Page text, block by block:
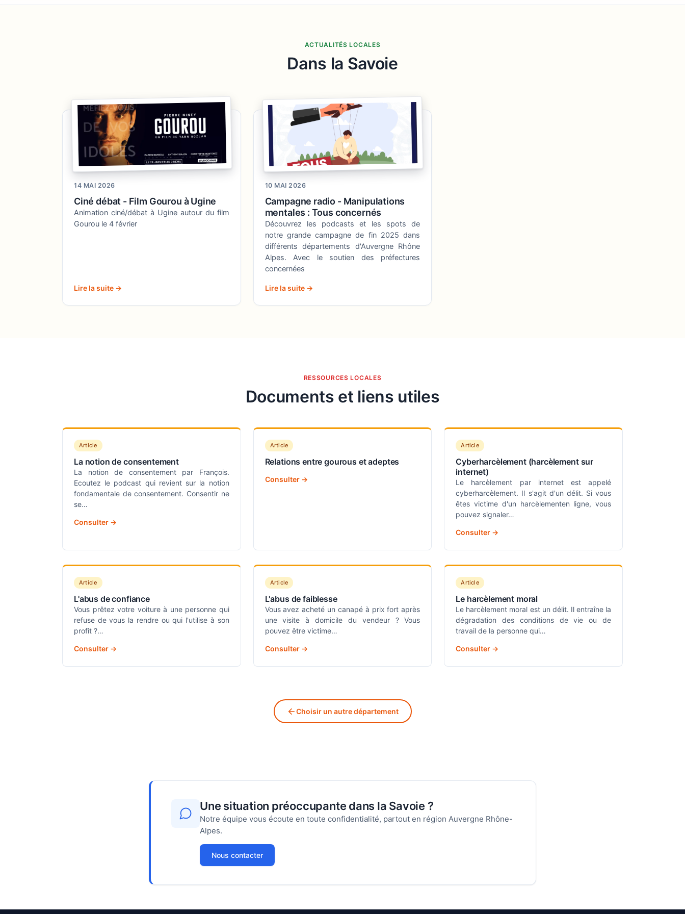
ACTUALITÉS LOCALES
Dans la Savoie
14 MAI 2026
Ciné débat - Film Gourou à Ugine
Animation ciné/débat à Ugine autour du film
Gourou le 4 février
Lire la suite →
10 MAI 2026
Campagne radio - Manipulations
mentales : Tous concernés
Découvrez les podcasts et les spots de
notre grande campagne de fin 2025 dans
différents départements d'Auvergne Rhône
Alpes. Avec le soutien des préfectures
concernées
Lire la suite →
RESSOURCES LOCALES
Documents et liens utiles
Article
La notion de consentement
La notion de consentement par François.
Ecoutez le podcast qui revient sur la notion
fondamentale de consentement. Consentir ne
se…
Consulter →
Article
Relations entre gourous et adeptes
Consulter →
Article
Cyberharcèlement (harcèlement sur
internet)
Le harcèlement par internet est appelé
cyberharcèlement. Il s'agit d'un délit. Si vous
êtes victime d'un harcèlementen ligne, vous
pouvez signaler…
Consulter →
Article
L'abus de confiance
Vous prêtez votre voiture à une personne qui
refuse de vous la rendre ou qui l'utilise à son
profit ?…
Consulter →
Article
L'abus de faiblesse
Vous avez acheté un canapé à prix fort après
une visite à domicile du vendeur ? Vous
pouvez être victime…
Consulter →
Article
Le harcèlement moral
Le harcèlement moral est un délit. Il entraîne la
dégradation des conditions de vie ou de
travail de la personne qui…
Consulter →
Choisir un autre département
Une situation préoccupante dans la Savoie ?
Notre équipe vous écoute en toute confidentialité, partout en région Auvergne Rhône-
Alpes.
Nous contacter